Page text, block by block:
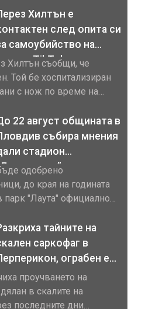
Хилтън е
след опита си
самоубийство на
в TikTok
Хилтън съобщи, че
Той бе хоспитализиран
с нож по време на
мълчанието си, като
истинско име е Марио
още е в болница след
22 август общината в
събира мнения
стадион
да се казва
Бонев”
одобрено
до края на годината
парк "Лаута" официално
"Локомотив" ще бъде
- живата легенда на
обявено пред самия
тайните на
саркофаг в
ограбен е
в древността
проучването на
в скалите на
последните дни